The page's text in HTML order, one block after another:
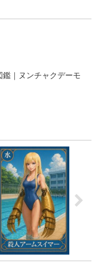
｜ヌンチャクデーモ